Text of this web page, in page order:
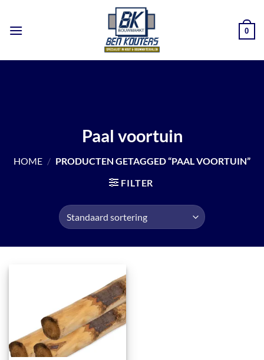
inhoud
0
Paal voortuin
HOME / PRODUCTEN GETAGGED “PAAL VOORTUIN”
FILTER